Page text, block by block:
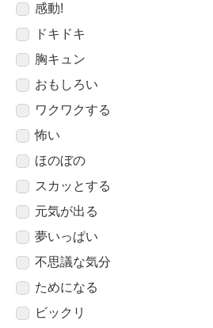
感動!
ドキドキ
胸キュン
おもしろい
ワクワクする
怖い
ほのぼの
スカッとする
元気が出る
夢いっぱい
不思議な気分
ためになる
ビックリ